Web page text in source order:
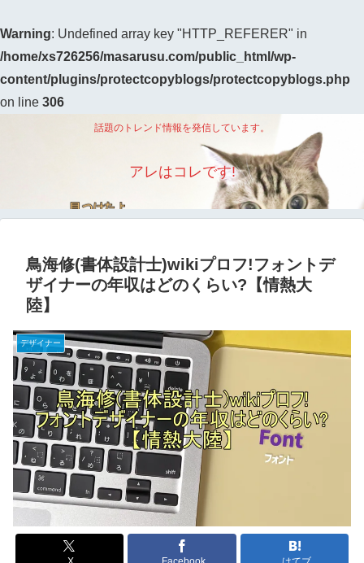
Warning: Undefined array key "HTTP_REFERER" in
/home/xs726256/masarusu.com/public_html/wp-
content/plugins/protectcopyblogs/protectcopyblogs.php
on line 306
話題のトレンド情報を発信しています。
アレはコレです!
鳥海修(書体設計士)wikiプロフ!フォントデ
ザイナーの年収はどのくらい?【情熱大
陸】
デザイナー